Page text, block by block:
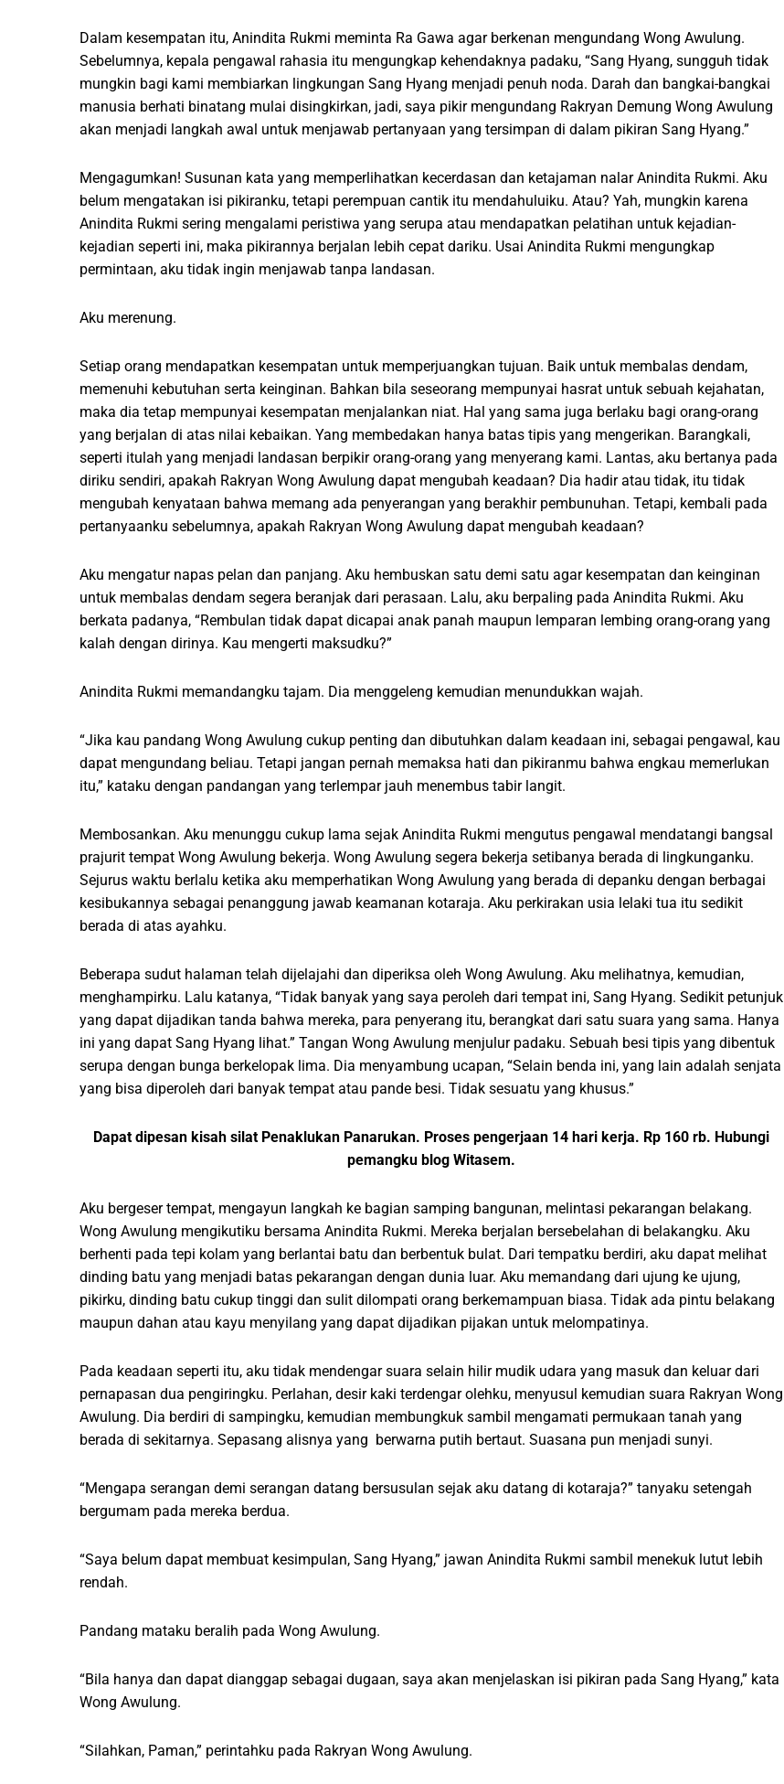
Dalam kesempatan itu, Anindita Rukmi meminta Ra Gawa agar berkenan mengundang Wong Awulung.
Sebelumnya, kepala pengawal rahasia itu mengungkap kehendaknya padaku, “Sang Hyang, sungguh tidak
mungkin bagi kami membiarkan lingkungan Sang Hyang menjadi penuh noda. Darah dan bangkai-bangkai
manusia berhati binatang mulai disingkirkan, jadi, saya pikir mengundang Rakryan Demung Wong Awulung
akan menjadi langkah awal untuk menjawab pertanyaan yang tersimpan di dalam pikiran Sang Hyang.”
Mengagumkan! Susunan kata yang memperlihatkan kecerdasan dan ketajaman nalar Anindita Rukmi. Aku
belum mengatakan isi pikiranku, tetapi perempuan cantik itu mendahuluiku. Atau? Yah, mungkin karena
Anindita Rukmi sering mengalami peristiwa yang serupa atau mendapatkan pelatihan untuk kejadian-
kejadian seperti ini, maka pikirannya berjalan lebih cepat dariku. Usai Anindita Rukmi mengungkap
permintaan, aku tidak ingin menjawab tanpa landasan.
Aku merenung.
Setiap orang mendapatkan kesempatan untuk memperjuangkan tujuan. Baik untuk membalas dendam,
memenuhi kebutuhan serta keinginan. Bahkan bila seseorang mempunyai hasrat untuk sebuah kejahatan,
maka dia tetap mempunyai kesempatan menjalankan niat. Hal yang sama juga berlaku bagi orang-orang
yang berjalan di atas nilai kebaikan. Yang membedakan hanya batas tipis yang mengerikan. Barangkali,
seperti itulah yang menjadi landasan berpikir orang-orang yang menyerang kami. Lantas, aku bertanya pada
diriku sendiri, apakah Rakryan Wong Awulung dapat mengubah keadaan? Dia hadir atau tidak, itu tidak
mengubah kenyataan bahwa memang ada penyerangan yang berakhir pembunuhan. Tetapi, kembali pada
pertanyaanku sebelumnya, apakah Rakryan Wong Awulung dapat mengubah keadaan?
Aku mengatur napas pelan dan panjang. Aku hembuskan satu demi satu agar kesempatan dan keinginan
untuk membalas dendam segera beranjak dari perasaan. Lalu, aku berpaling pada Anindita Rukmi. Aku
berkata padanya, “Rembulan tidak dapat dicapai anak panah maupun lemparan lembing orang-orang yang
kalah dengan dirinya. Kau mengerti maksudku?”
Anindita Rukmi memandangku tajam. Dia menggeleng kemudian menundukkan wajah.
“Jika kau pandang Wong Awulung cukup penting dan dibutuhkan dalam keadaan ini, sebagai pengawal, kau
dapat mengundang beliau. Tetapi jangan pernah memaksa hati dan pikiranmu bahwa engkau memerlukan
itu,” kataku dengan pandangan yang terlempar jauh menembus tabir langit.
Membosankan. Aku menunggu cukup lama sejak Anindita Rukmi mengutus pengawal mendatangi bangsal
prajurit tempat Wong Awulung bekerja. Wong Awulung segera bekerja setibanya berada di lingkunganku.
Sejurus waktu berlalu ketika aku memperhatikan Wong Awulung yang berada di depanku dengan berbagai
kesibukannya sebagai penanggung jawab keamanan kotaraja. Aku perkirakan usia lelaki tua itu sedikit
berada di atas ayahku.
Beberapa sudut halaman telah dijelajahi dan diperiksa oleh Wong Awulung. Aku melihatnya, kemudian,
menghampirku. Lalu katanya, “Tidak banyak yang saya peroleh dari tempat ini, Sang Hyang. Sedikit petunjuk
yang dapat dijadikan tanda bahwa mereka, para penyerang itu, berangkat dari satu suara yang sama. Hanya
ini yang dapat Sang Hyang lihat.” Tangan Wong Awulung menjulur padaku. Sebuah besi tipis yang dibentuk
serupa dengan bunga berkelopak lima. Dia menyambung ucapan, “Selain benda ini, yang lain adalah senjata
yang bisa diperoleh dari banyak tempat atau pande besi. Tidak sesuatu yang khusus.”
Dapat dipesan kisah silat Penaklukan Panarukan. Proses pengerjaan 14 hari kerja. Rp 160 rb. Hubungi
pemangku blog Witasem.
Aku bergeser tempat, mengayun langkah ke bagian samping bangunan, melintasi pekarangan belakang.
Wong Awulung mengikutiku bersama Anindita Rukmi. Mereka berjalan bersebelahan di belakangku. Aku
berhenti pada tepi kolam yang berlantai batu dan berbentuk bulat. Dari tempatku berdiri, aku dapat melihat
dinding batu yang menjadi batas pekarangan dengan dunia luar. Aku memandang dari ujung ke ujung,
pikirku, dinding batu cukup tinggi dan sulit dilompati orang berkemampuan biasa. Tidak ada pintu belakang
maupun dahan atau kayu menyilang yang dapat dijadikan pijakan untuk melompatinya.
Pada keadaan seperti itu, aku tidak mendengar suara selain hilir mudik udara yang masuk dan keluar dari
pernapasan dua pengiringku. Perlahan, desir kaki terdengar olehku, menyusul kemudian suara Rakryan Wong
Awulung. Dia berdiri di sampingku, kemudian membungkuk sambil mengamati permukaan tanah yang
berada di sekitarnya. Sepasang alisnya yang berwarna putih bertaut. Suasana pun menjadi sunyi.
“Mengapa serangan demi serangan datang bersusulan sejak aku datang di kotaraja?” tanyaku setengah
bergumam pada mereka berdua.
“Saya belum dapat membuat kesimpulan, Sang Hyang,” jawan Anindita Rukmi sambil menekuk lutut lebih
rendah.
Pandang mataku beralih pada Wong Awulung.
“Bila hanya dan dapat dianggap sebagai dugaan, saya akan menjelaskan isi pikiran pada Sang Hyang,” kata
Wong Awulung.
“Silahkan, Paman,” perintahku pada Rakryan Wong Awulung.